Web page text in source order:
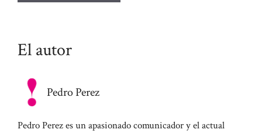
El autor
Pedro Perez
Pedro Perez es un apasionado comunicador y el actual